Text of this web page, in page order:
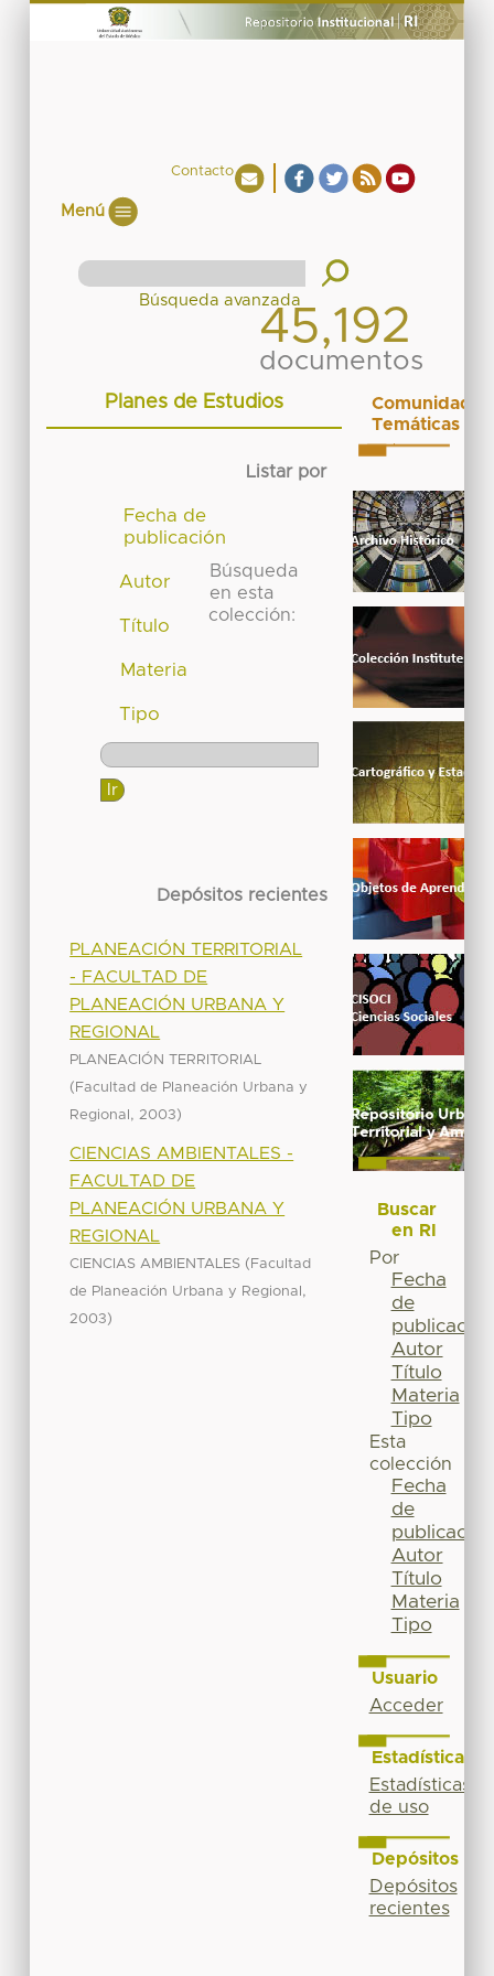
Contacto
Menú
45,192
documentos
Planes de Estudios
Listar por
Fecha de
publicación
Autor
Título
Materia
Tipo
Búsqueda
en esta
colección:
Depósitos recientes
PLANEACIÓN TERRITORIAL
- FACULTAD DE
PLANEACIÓN URBANA Y
REGIONAL
PLANEACIÓN TERRITORIAL
( Facultad de Planeación Urbana y
Regional , 2003)
CIENCIAS AMBIENTALES -
FACULTAD DE
PLANEACIÓN URBANA Y
REGIONAL
CIENCIAS AMBIENTALES ( Facultad
de Planeación Urbana y Regional ,
2003)
Comunidades
Temáticas
Buscar
en RI
Por
Fecha
de
publicación
Autor
Título
Materia
Tipo
Esta
colección
Fecha
de
publicación
Autor
Título
Materia
Tipo
Usuario
Acceder
Estadísticas
Estadísticas
de uso
Depósitos
Depósitos
recientes